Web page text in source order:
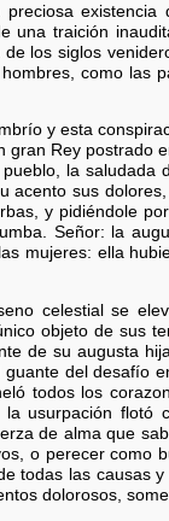
una traición
los siglos
como las
y esta
Rey postrado
la
acento sus
y pidiéndole
Señor: la
mujeres: ella
celestial se
objeto de sus
de su augusta
del desafío
todos los
usurpación
de alma que
o perecer
todas las causas
dolorosos,